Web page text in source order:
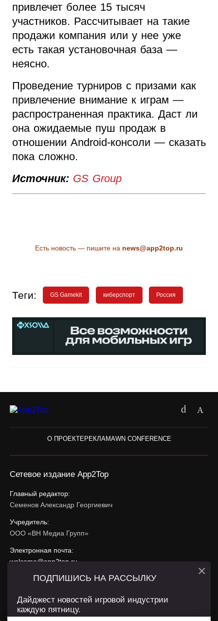
привлечет более 15 тысяч
участников. Рассчитывает на такие
продажи компания или у нее уже
есть такая установочная база —
неясно.
Проведение турниров с призами как
привлечение внимание к играм —
распространенная практика. Даст ли
она ожидаемые пуш продаж в
отношении Android-консоли — сказать
пока сложно.
Источник: GS Group
Есть новость — пишите на news@app2top.ru
Теги: GS Gamekit киберспорт Россия
О ПРОЕКТЕ РЕКЛАМАWN CONFERENCE
Сетевое издание App2Top
Главный редактор:
Семенов Александр Георгиевич
Учредитель:
ООО «ВН Медиа Групп»
Электронная почта:
welcome@app2top.ru
При использовании материалов активная ссылка на
Сайт использует IP адреса, cookie, данные геолокации
ПОДПИШИСЬ НА РАССЫЛКУ
Дайджест новостей игровой индустрии
каждую пятницу.
×